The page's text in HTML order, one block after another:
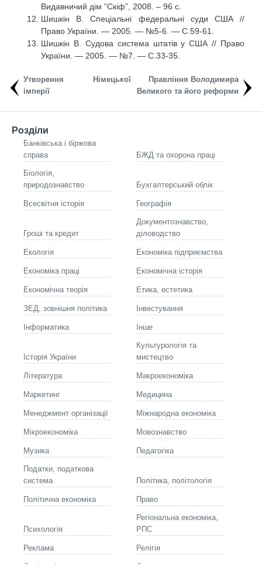
Видавничий дім “Скіф”, 2008. – 96 с.
Шишкін В. Спеціальні федеральні суди США //
Право України. — 2005. — №5-6. — С.59-61.
Шишкін В. Судова система штатів у США // Право
України. — 2005. — №7. — С.33-35.
Утворення Німецької
імперії
Правління Володимира
Великого та його реформи
Розділи
Банківська і біржова
справа
БЖД та охорона праці
Біологія,
природознавство
Бухгалтерський облік
Всесвітня історія Географія
Гроші та кредит
Документознавство,
діловодство
Екологія Економіка підприємства
Економіка праці Економічна історія
Економічна теорія Етика, естетика
ЗЕД, зовнішня політика Інвестування
Інформатика Інше
Історія України
Культурологія та
мистецтво
Літературa Макроекономіка
Маркетинг Медицина
Менеджмент організації Міжнародна економіка
Мікроекономіка Мовознавство
Музика Педагогіка
Податки, податкова
система
Політика, політологія
Політична економіка Право
Психологія
Регіональна економіка,
РПС
Реклама Релігія